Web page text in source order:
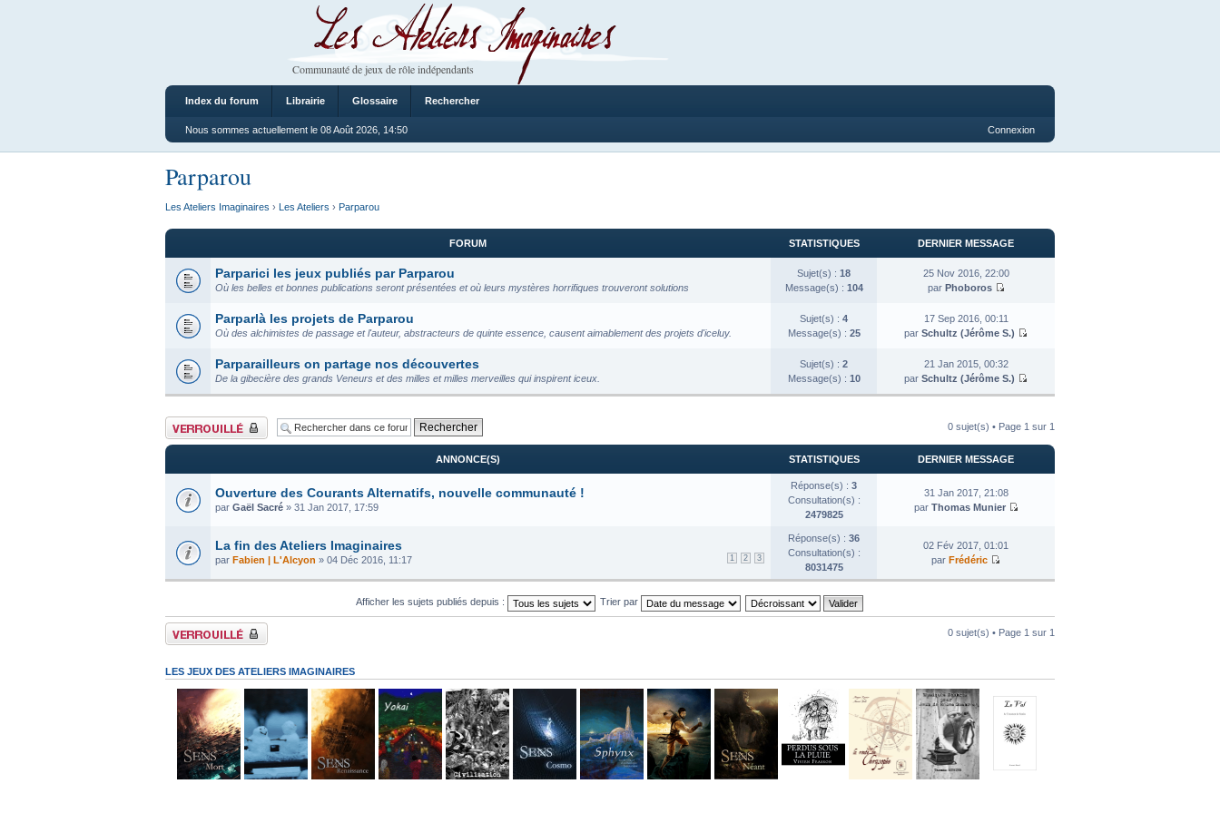
Les Ateliers Imaginaires
Communauté de jeux de rôle indépendants
Index du forum Librairie Glossaire Rechercher
Nous sommes actuellement le 08 Août 2026, 14:50 Connexion
Parparou
Les Ateliers Imaginaires › Les Ateliers › Parparou
FORUM STATISTIQUES DERNIER MESSAGE
Parparici les jeux publiés par Parparou
Où les belles et bonnes publications seront présentées et où leurs mystères horrifiques trouveront solutions
Sujet(s) : 18
Message(s) : 104
25 Nov 2016, 22:00
par Phoboros
Parparlà les projets de Parparou
Où des alchimistes de passage et l'auteur, abstracteurs de quinte essence, causent aimablement des projets d'iceluy.
Sujet(s) : 4
Message(s) : 25
17 Sep 2016, 00:11
par Schultz (Jérôme S.)
Parparailleurs on partage nos découvertes
De la gibecière des grands Veneurs et des milles et milles merveilles qui inspirent iceux.
Sujet(s) : 2
Message(s) : 10
21 Jan 2015, 00:32
par Schultz (Jérôme S.)
Forum verrouillé 0 sujet(s) • Page 1 sur 1
ANNONCE(S) STATISTIQUES DERNIER MESSAGE
Ouverture des Courants Alternatifs, nouvelle communauté !
par Gaël Sacré » 31 Jan 2017, 17:59
Réponse(s) : 3
Consultation(s) :
2479825
31 Jan 2017, 21:08
par Thomas Munier
La fin des Ateliers Imaginaires
1 2 3
par Fabien | L'Alcyon » 04 Déc 2016, 11:17
Réponse(s) : 36
Consultation(s) :
8031475
02 Fév 2017, 01:01
par Frédéric
Afficher les sujets publiés depuis : Trier par
Forum verrouillé 0 sujet(s) • Page 1 sur 1
LES JEUX DES ATELIERS IMAGINAIRES